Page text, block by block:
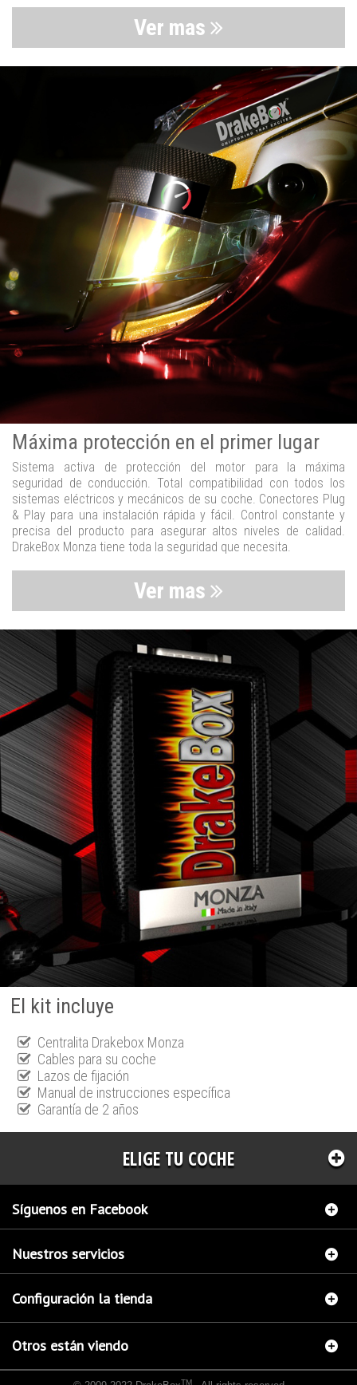
Ver mas
Máxima protección en el primer lugar
Sistema activa de protección del motor para la máxima
seguridad de conducción. Total compatibilidad con todos los
sistemas eléctricos y mecánicos de su coche. Conectores Plug
& Play para una instalación rápida y fácil. Control constante y
precisa del producto para asegurar altos niveles de calidad.
DrakeBox Monza tiene toda la seguridad que necesita.
Ver mas
El kit incluye
Centralita Drakebox Monza
Cables para su coche
Lazos de fijación
Manual de instrucciones específica
Garantía de 2 años
ELIGE TU COCHE
Síguenos en Facebook
Nuestros servicios
Configuración la tienda
Otros están viendo
TM